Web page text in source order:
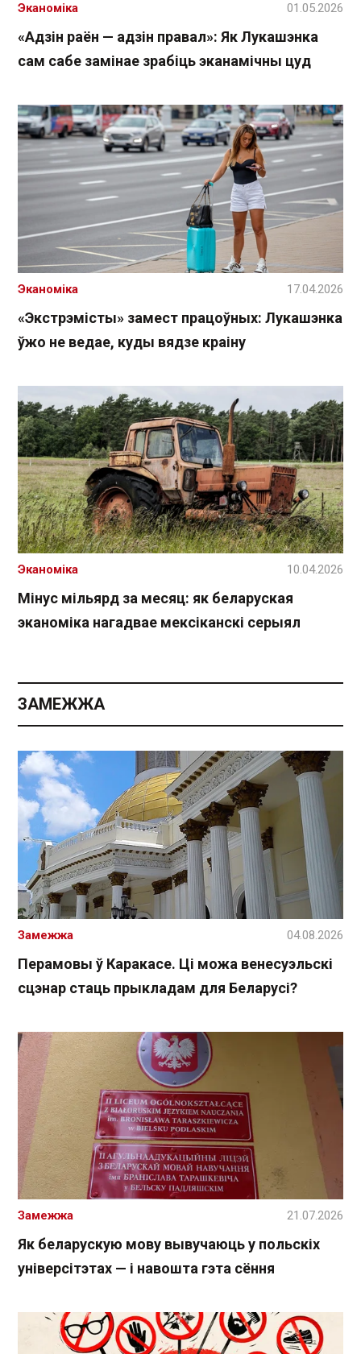
«Адзін раён — адзін правал»: Як Лукашэнка
сам сабе замінае зрабіць эканамічны цуд
Эканоміка 01.05.2026
«Экстрэмісты» замест працоўных: Лукашэнка
ўжо не ведае, куды вядзе краіну
Эканоміка 17.04.2026
Мінус мільярд за месяц: як беларуская
эканоміка нагадвае мексіканскі серыял
Эканоміка 10.04.2026
ЗАМЕЖЖА
Перамовы ў Каракасе. Ці можа венесуэльскі
сцэнар стаць прыкладам для Беларусі?
Замежжа 04.08.2026
Як беларускую мову вывучаюць у польскіх
універсітэтах — і навошта гэта сёння
Замежжа 21.07.2026